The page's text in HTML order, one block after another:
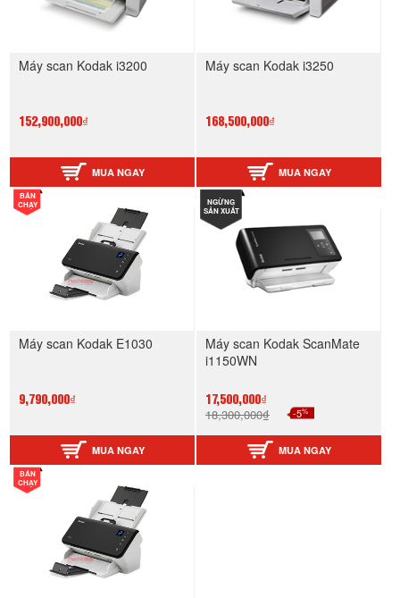
Máy scan Kodak i3200
152,900,000₫
MUA NGAY
Máy scan Kodak i3250
168,500,000₫
MUA NGAY
BÁN
CHẠY
Máy scan Kodak E1030
9,790,000₫
MUA NGAY
NGỪNG
SẢN XUẤT
Máy scan Kodak ScanMate
i1150WN
17,500,000₫
18,300,000₫ -5%
MUA NGAY
BÁN
CHẠY